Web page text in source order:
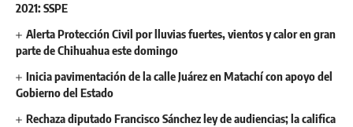
2021: SSPE
Alerta Protección Civil por lluvias fuertes, vientos y calor en gran
parte de Chihuahua este domingo
Inicia pavimentación de la calle Juárez en Matachí con apoyo del
Gobierno del Estado
Rechaza diputado Francisco Sánchez ley de audiencias; la califica